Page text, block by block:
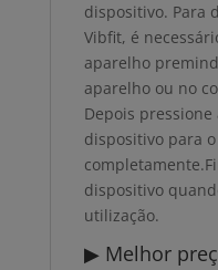
dispositivo. Para
Vibfit, é
aparelho
aparelho ou no
Depois
dispositivo para
dispositivo
utilização.
▶ Melhor